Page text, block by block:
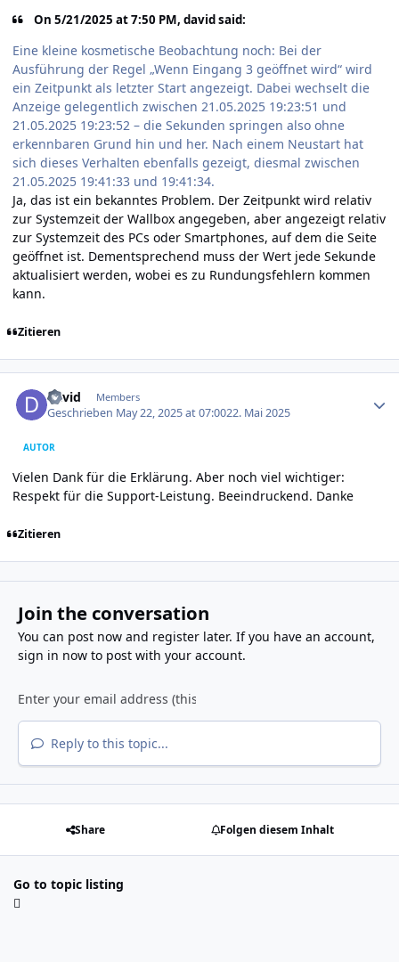
On 5/21/2025 at 7:50 PM, david said:
Eine kleine kosmetische Beobachtung noch: Bei der
Ausführung der Regel „Wenn Eingang 3 geöffnet wird“ wird
ein Zeitpunkt als letzter Start angezeigt. Dabei wechselt die
Anzeige gelegentlich zwischen 21.05.2025 19:23:51 und
21.05.2025 19:23:52 – die Sekunden springen also ohne
erkennbaren Grund hin und her. Nach einem Neustart hat
sich dieses Verhalten ebenfalls gezeigt, diesmal zwischen
21.05.2025 19:41:33 und 19:41:34.
Ja, das ist ein bekanntes Problem. Der Zeitpunkt wird relativ
zur Systemzeit der Wallbox angegeben, aber angezeigt relativ
zur Systemzeit des PCs oder Smartphones, auf dem die Seite
geöffnet ist. Dementsprechend muss der Wert jede Sekunde
aktualisiert werden, wobei es zu Rundungsfehlern kommen
kann.
Zitieren
david Members
Geschrieben May 22, 2025 at 07:0022. Mai 2025
AUTOR
Vielen Dank für die Erklärung. Aber noch viel wichtiger:
Respekt für die Support-Leistung. Beeindruckend. Danke
Zitieren
Join the conversation
You can post now and register later. If you have an account,
sign in nowto post with your account.
Reply to this topic...
Share Folgen diesem Inhalt
Go to topic listing